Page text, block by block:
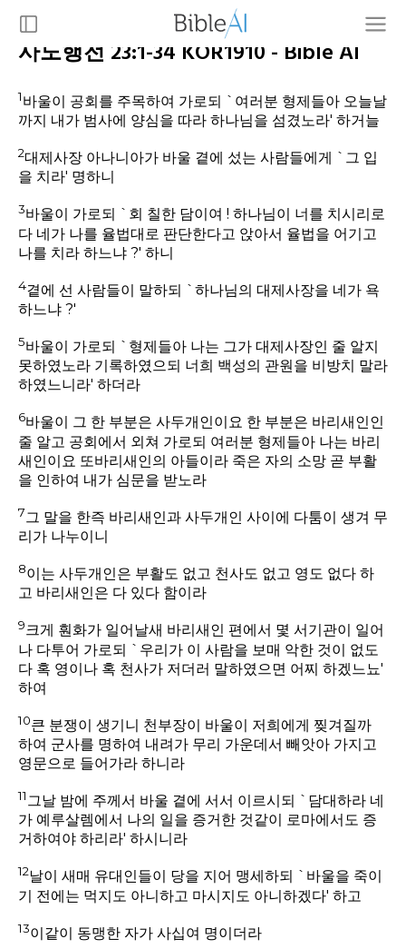
사도행전 23:1-34 KOR1910 - Bible AI
1바울이 공회를 주목하여 가로되 `여러분 형제들아 오늘날
까지 내가 범사에 양심을 따라 하나님을 섬겼노라' 하거늘
2대제사장 아나니아가 바울 곁에 섰는 사람들에게 `그 입
을 치라' 명하니
3바울이 가로되 `회 칠한 담이여 ! 하나님이 너를 치시리로
다 네가 나를 율법대로 판단한다고 앉아서 율법을 어기고
나를 치라 하느냐 ?' 하니
4곁에 선 사람들이 말하되 `하나님의 대제사장을 네가 욕
하느냐 ?'
5바울이 가로되 `형제들아 나는 그가 대제사장인 줄 알지
못하였노라 기록하였으되 너희 백성의 관원을 비방치 말라
하였느니라' 하더라
6바울이 그 한 부분은 사두개인이요 한 부분은 바리새인인
줄 알고 공회에서 외쳐 가로되 여러분 형제들아 나는 바리
새인이요 또바리새인의 아들이라 죽은 자의 소망 곧 부활
을 인하여 내가 심문을 받노라
7그 말을 한즉 바리새인과 사두개인 사이에 다툼이 생겨 무
리가 나누이니
8이는 사두개인은 부활도 없고 천사도 없고 영도 없다 하
고 바리새인은 다 있다 함이라
9크게 훤화가 일어날새 바리새인 편에서 몇 서기관이 일어
나 다투어 가로되 `우리가 이 사람을 보매 악한 것이 없도
다 혹 영이나 혹 천사가 저더러 말하였으면 어찌 하겠느뇨'
하여
10큰 분쟁이 생기니 천부장이 바울이 저희에게 찢겨질까
하여 군사를 명하여 내려가 무리 가운데서 빼앗아 가지고
영문으로 들어가라 하니라
11그날 밤에 주께서 바울 곁에 서서 이르시되 `담대하라 네
가 예루살렘에서 나의 일을 증거한 것같이 로마에서도 증
거하여야 하리라' 하시니라
12날이 새매 유대인들이 당을 지어 맹세하되 `바울을 죽이
기 전에는 먹지도 아니하고 마시지도 아니하겠다' 하고
13이같이 동맹한 자가 사십여 명이더라